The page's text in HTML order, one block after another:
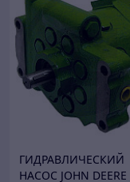
ГИДРАВЛИЧЕСКИЙ
НАСОС JOHN DEERE